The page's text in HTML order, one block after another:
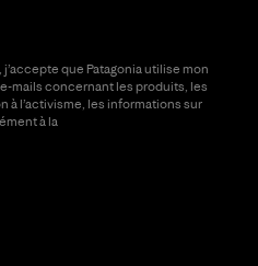
que Patagonia utilise mon
mails concernant les produits, les
à l’activisme, les informations sur
à la